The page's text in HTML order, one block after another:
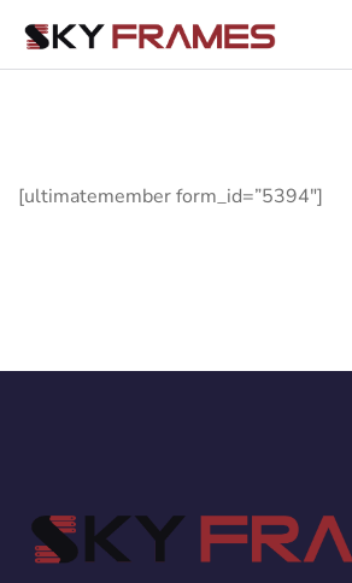
[ultimatemember form_id=”5394″]